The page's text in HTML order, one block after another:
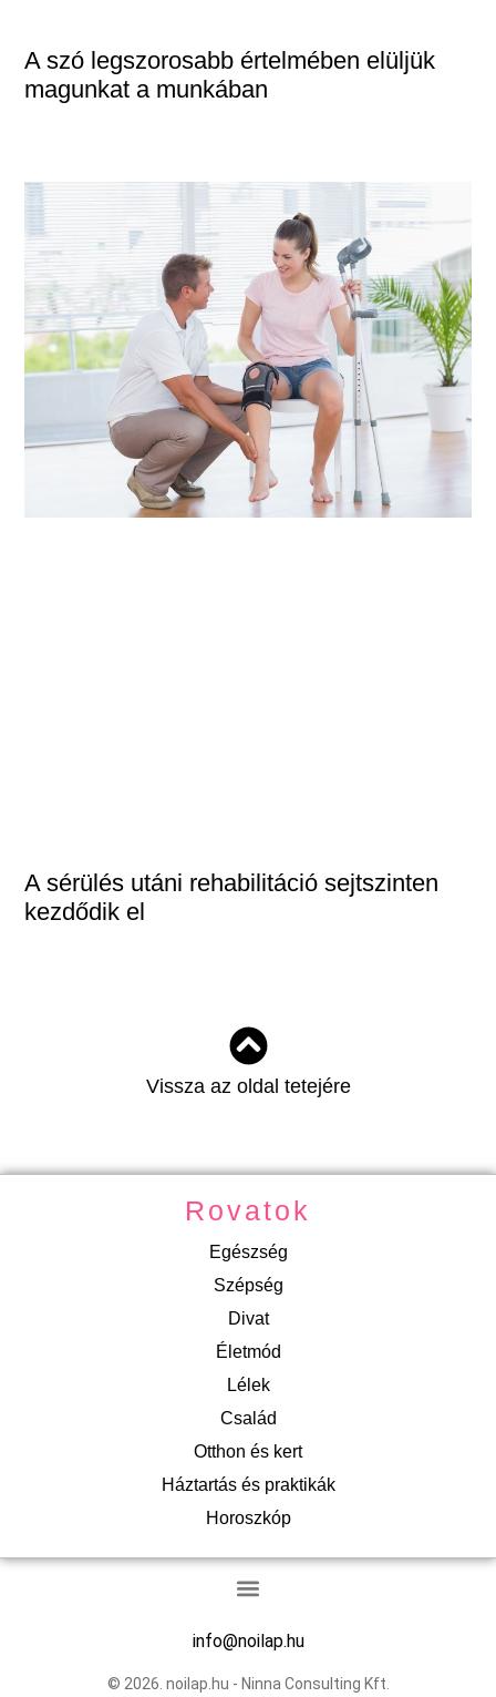
A szó legszorosabb értelmében elüljük
magunkat a munkában
A sérülés utáni rehabilitáció sejtszinten
kezdődik el
Vissza az oldal tetejére
Rovatok
Egészség
Szépség
Divat
Életmód
Lélek
Család
Otthon és kert
Háztartás és praktikák
Horoszkóp
info@noilap.hu
© 2026. noilap.hu - Ninna Consulting Kft.